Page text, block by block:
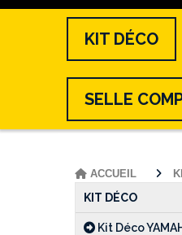
KIT DÉCO
SELLE
KIT DÉCO
Kit Déco
ACCUEIL